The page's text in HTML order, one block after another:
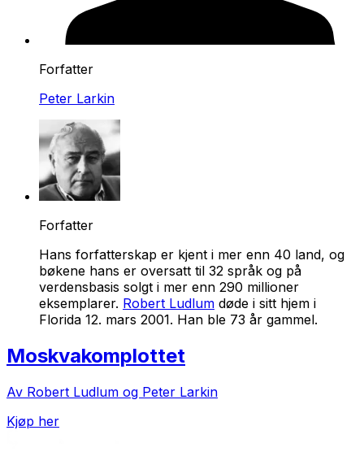
Forfatter
Peter Larkin
Forfatter
Hans forfatterskap er kjent i mer enn 40 land, og
bøkene hans er oversatt til 32 språk og på
verdensbasis solgt i mer enn 290 millioner
eksemplarer. Robert Ludlum døde i sitt hjem i
Florida 12. mars 2001. Han ble 73 år gammel.
Moskvakomplottet
Av Robert Ludlum og Peter Larkin
Kjøp her